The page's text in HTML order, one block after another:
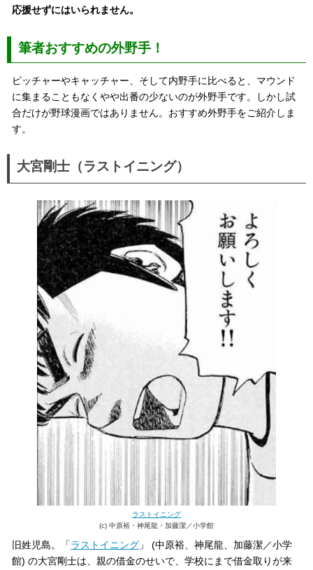
応援せずにはいられません。
筆者おすすめの外野手！
ピッチャーやキャッチャー、そして内野手に比べると、マウンド
に集まることもなくやや出番の少ないのが外野手です。しかし試
合だけが野球漫画ではありません。おすすめ外野手をご紹介しま
す。
大宮剛士（ラストイニング）
ラストイニング
(c) 中原裕・神尾龍・加藤潔／小学館
旧姓児島。「ラストイニング 」 (中原裕、神尾龍、加藤潔／小学
館) の大宮剛士は、親の借金のせいで、学校にまで借金取りが来